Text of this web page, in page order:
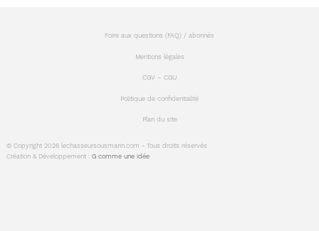
© Copyright 2026 lechasseursousmarin.com - Tous droits réservés
Création & Développement :G comme une idée
Foire aux questions (FAQ) / abonnés
Mentions légales
CGV – CGU
Politique de confidentialité
Plan du site